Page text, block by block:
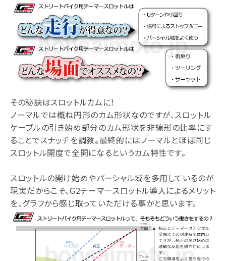
その秘訣はスロットルカムに！
ノーマルでは概ね円形のカム形状なのですが、スロットル
ケーブルの引き始め部分のカム形状を非線形の比率にす
ることでスナッチを調教。最終的にはノーマルとほぼ同じ
スロットル開度で全開になるというカム特性です。
スロットルの開け始めやパーシャル域を多用しているのが
現実だからこそ、G2テーマ―スロットル導入によるメリット
を、グラフから感じ取っていただける事かと思います。